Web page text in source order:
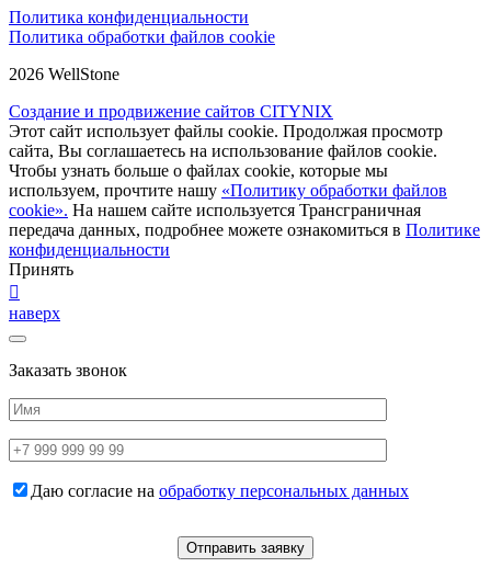
Политика конфиденциальности
Политика обработки файлов cookie
2026 WellStone
Создание и продвижение сайтов CITYNIX
Этот сайт использует файлы cookie. Продолжая просмотр
сайта, Вы соглашаетесь на использование файлов cookie.
Чтобы узнать больше о файлах cookie, которые мы
используем, прочтите нашу «Политику обработки файлов
cookie». На нашем сайте используется Трансграничная
передача данных, подробнее можете ознакомиться в Политике
конфиденциальности
Принять
наверх
Заказать звонок
Даю согласие на обработку персональных данных